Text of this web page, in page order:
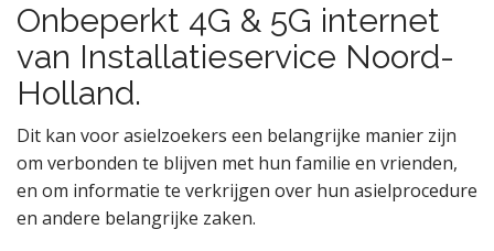
Onbeperkt 4G & 5G internet
van Installatieservice Noord-
Holland.
Dit kan voor asielzoekers een belangrijke manier zijn
om verbonden te blijven met hun familie en vrienden,
en om informatie te verkrijgen over hun asielprocedure
en andere belangrijke zaken.